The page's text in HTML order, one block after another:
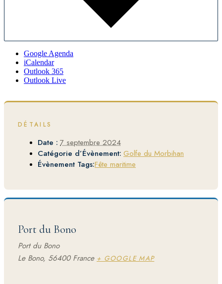
Google Agenda
iCalendar
Outlook 365
Outlook Live
DÉTAILS
Date : 7 septembre 2024
Catégorie d’Évènement: Golfe du Morbihan
Évènement Tags:Fête maritime
Port du Bono
Port du Bono
Le Bono, 56400 France + GOOGLE MAP